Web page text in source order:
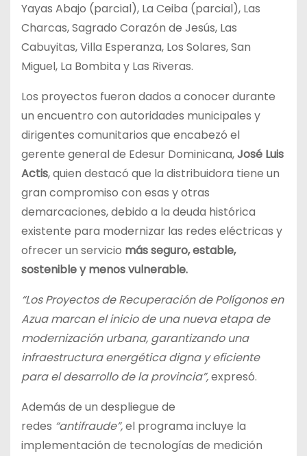
Yayas Abajo (parcial), La Ceiba (parcial), Las
Charcas, Sagrado Corazón de Jesús, Las
Cabuyitas, Villa Esperanza, Los Solares, San
Miguel, La Bombita y Las Riveras.
Los proyectos fueron dados a conocer durante
un encuentro con autoridades municipales y
dirigentes comunitarios que encabezó el
gerente general de Edesur Dominicana,José Luis
Actis, quien destacó que la distribuidora tiene un
gran compromiso con esas y otras
demarcaciones, debido a la deuda histórica
existente para modernizar las redes eléctricas y
ofrecer un servicio más seguro, estable,
sostenible y menos vulnerable.
“Los Proyectos de Recuperación de Polígonos en
Azua marcan el inicio de una nueva etapa de
modernización urbana, garantizando una
infraestructura energética digna y eficiente
para el desarrollo de la provincia”,expresó.
Además de un despliegue de
redes “antifraude”,el programa incluye la
implementación de tecnologías de medición